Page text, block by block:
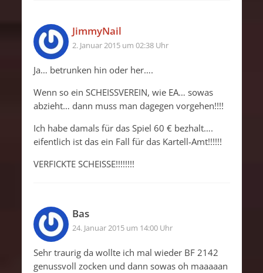
JimmyNail
2. Januar 2015 um 02:38 Uhr
Ja… betrunken hin oder her….
Wenn so ein SCHEISSVEREIN, wie EA… sowas
abzieht… dann muss man dagegen vorgehen!!!!
Ich habe damals für das Spiel 60 € bezhalt….
eifentlich ist das ein Fall für das Kartell-Amt!!!!!!
VERFICKTE SCHEISSE!!!!!!!!
Bas
24. Januar 2015 um 14:00 Uhr
Sehr traurig da wollte ich mal wieder BF 2142
genussvoll zocken und dann sowas oh maaaaan